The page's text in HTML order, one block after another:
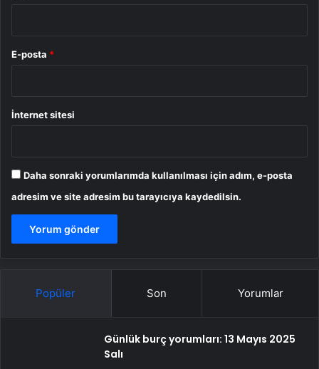
E-posta *
İnternet sitesi
Daha sonraki yorumlarımda kullanılması için adım, e-posta
adresim ve site adresim bu tarayıcıya kaydedilsin.
Popüler Son Yorumlar
Günlük burç yorumları: 13 Mayıs 2025
Salı